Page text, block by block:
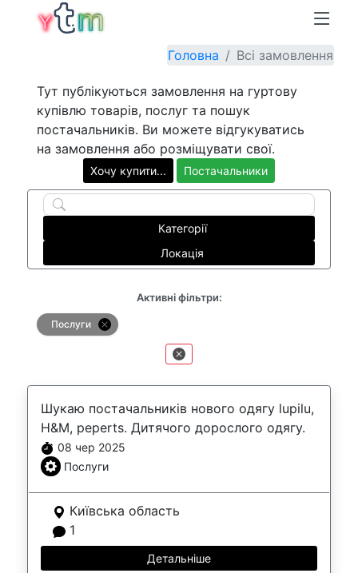
Головна Всі замовлення
Тут публікуються замовлення на гуртову
купівлю товарів, послуг та пошук
постачальників. Ви можете відгукуватись
на замовлення або розміщувати свої.
Хочу купити... Постачальники
Категорії
Локація
Активні фільтри:
Послуги
Шукаю постачальників нового одягу lupilu,
H&M, peperts. Дитячого дорослого одягу.
08 чер 2025
Послуги
Київська область
1
Детальніше